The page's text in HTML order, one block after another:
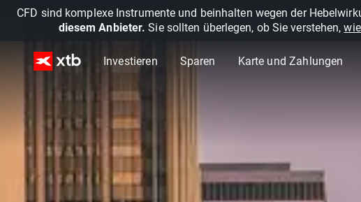
CFD sind komplexe Instrumente und beinhalten wegen der
diesem Anbieter. Sie sollten überlegen, ob Sie verstehen,
Investieren Sparen Karte und Zahlungen